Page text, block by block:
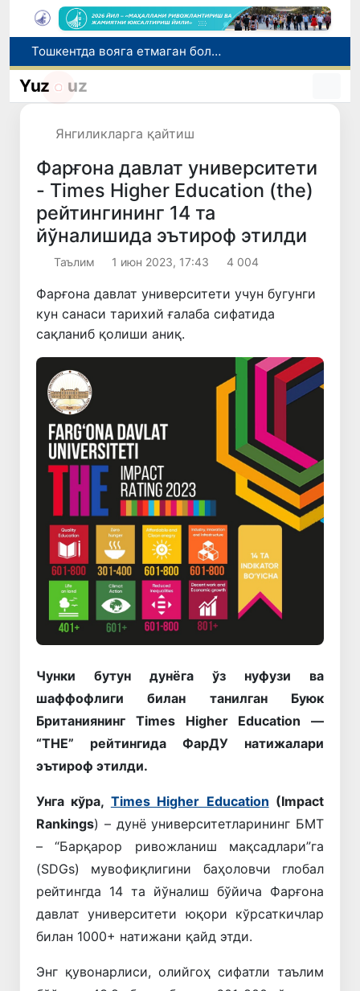
Ўзбекистонликлар соғлиқни сақлаш хизматларига ярим йилда 11 трлн сўмдан зиёд маблағ сарфлади
Нодавлат олийгоҳларга талабалар ўқишини кўчириш муддати 10 августга қадар узайтирилди
Yuz uz
Янгиликларга қайтиш
Фарғона давлат университети
- Times Higher Education (the)
рейтингининг 14 та
йўналишида эътироф этилди
Таълим 1 июн 2023, 17:43 4 004
Фарғона давлат университети учун бугунги
кун санаси тарихий ғалаба сифатида
сақланиб қолиши аниқ.
Чунки бутун дунёга ўз нуфузи ва
шаффофлиги билан танилган Буюк
Британиянинг Times Higher Education —
“THE” рейтингида ФарДУ натижалари
эътироф этилди.
Унга кўра, Times Higher Education (Impact
Rankings) – дунё университетларининг БМТ
– “Барқарор ривожланиш мақсадлари”га
(SDGs) мувофиқлигини баҳоловчи глобал
рейтингда 14 та йўналиш бўйича Фарғона
давлат университети юқори кўрсаткичлар
билан 1000+ натижани қайд этди.
Энг қувонарлиси, олийгоҳ сифатли таълим